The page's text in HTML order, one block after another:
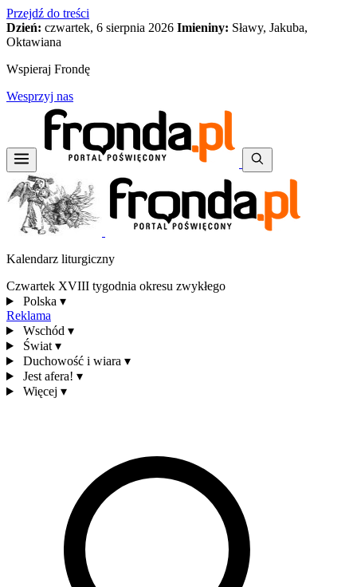
Przejdź do treści
Dzień: czwartek, 6 sierpnia 2026 Imieniny: Sławy, Jakuba,
Oktawiana
Wspieraj Frondę
Wesprzyj nas
Kalendarz liturgiczny
Czwartek XVIII tygodnia okresu zwykłego
Polska ▾
Reklama
Wschód ▾
Świat ▾
Duchowość i wiara ▾
Jest afera! ▾
Więcej ▾